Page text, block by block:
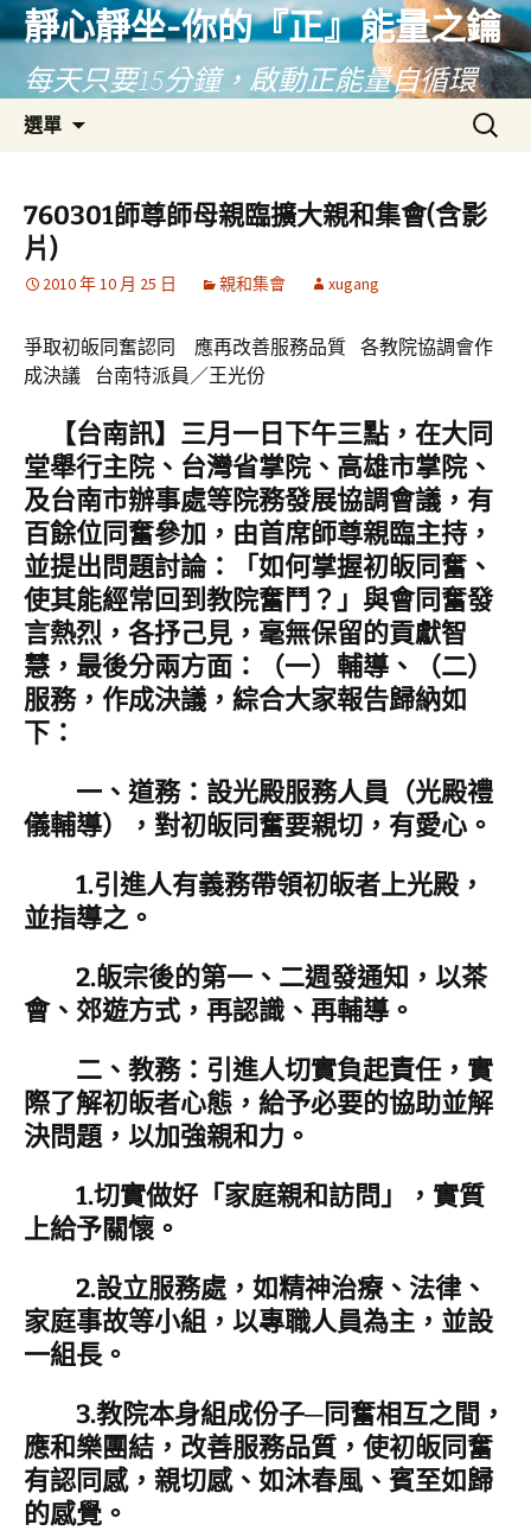
靜心靜坐-你的『正』能量之鑰
每天只要15分鐘，啟動正能量自循環
選單
內
搜
尋
鍵
字:
760301師尊師母親臨擴大親和集會(含影
片)
2010 年 10 月 25 日 親和集會 xugang
爭取初皈同奮認同 應再改善服務品質 各教院協調會作
成決議 台南特派員／王光份
【台南訊】三月一日下午三點，在大同
堂舉行主院、台灣省掌院、高雄市掌院、
及台南市辦事處等院務發展協調會議，有
百餘位同奮參加，由首席師尊親臨主持，
並提出問題討論：「如何掌握初皈同奮、
使其能經常回到教院奮鬥？」與會同奮發
言熱烈，各抒己見，毫無保留的貢獻智
慧，最後分兩方面：（一）輔導、（二）
服務，作成決議，綜合大家報告歸納如
下：
一、道務：設光殿服務人員（光殿禮
儀輔導），對初皈同奮要親切，有愛心。
1.引進人有義務帶領初皈者上光殿，
並指導之。
2.皈宗後的第一、二週發通知，以茶
會、郊遊方式，再認識、再輔導。
二、教務：引進人切實負起責任，實
際了解初皈者心態，給予必要的協助並解
決問題，以加強親和力。
1.切實做好「家庭親和訪問」，實質
上給予關懷。
2.設立服務處，如精神治療、法律、
家庭事故等小組，以專職人員為主，並設
一組長。
3.教院本身組成份子─同奮相互之間，
應和樂團結，改善服務品質，使初皈同奮
有認同感，親切感、如沐春風、賓至如歸
的感覺。